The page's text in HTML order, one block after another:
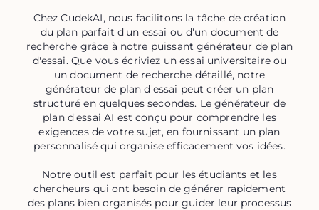
Chez CudekAI, nous facilitons la tâche de création
du plan parfait d'un essai ou d'un document de
recherche grâce à notre puissant générateur de plan
d'essai. Que vous écriviez un essai universitaire ou
un document de recherche détaillé, notre
générateur de plan d'essai peut créer un plan
structuré en quelques secondes. Le générateur de
plan d'essai AI est conçu pour comprendre les
exigences de votre sujet, en fournissant un plan
personnalisé qui organise efficacement vos idées.
Notre outil est parfait pour les étudiants et les
chercheurs qui ont besoin de générer rapidement
des plans bien organisés pour guider leur processus